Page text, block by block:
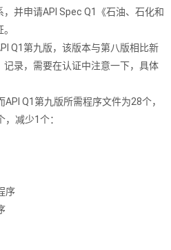
并申请API Spec Q1《石油、石化和
Q1第九版，该版本与第八版相比新
录，需要在认证中注意一下，具体
Q1第九版所需程序文件为28个，
减少1个：
序